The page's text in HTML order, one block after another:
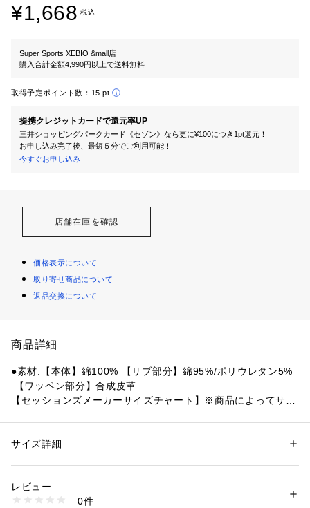
¥1,668 税込
Super Sports XEBIO &mall店
購入合計金額4,990円以上で送料無料
取得予定ポイント数： 15 pt
提携クレジットカードで還元率UP
三井ショッピングパークカード《セゾン》なら更に¥100につき1pt還元！
お申し込み完了後、最短５分でご利用可能！
今すぐお申し込み
店舗在庫を確認
価格表示について
取り寄せ商品について
返品交換について
商品詳細
●素材:【本体】綿100% 【リブ部分】綿95%/ポリウレタン5%
【ワッペン部分】合成皮革
【セッションズメーカーサイズチャート】※商品によってサイ
イズ】胸囲93～99cm 身長172～178cm 【LLサイズ】胸囲97
●Mサイズ詳細:【着丈】68cm 【肩幅】57cm 【身幅】56cm
【袖丈】20cm
性別：メンズ
商品番号：
10853370001 （ショップ）
サイズ詳細
レビュー
0件